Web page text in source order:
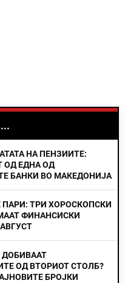
НА ПЕНЗИИТЕ:
ОД ЕДНА ОД
БАНКИ ВО МАКЕДОНИЈА
ПАРИ: ТРИ ХОРОСКОПСКИ
ФИНАНСИСКИ
ДОБИВААТ
ОД ВТОРИОТ СТОЛБ?
БРОЈКИ